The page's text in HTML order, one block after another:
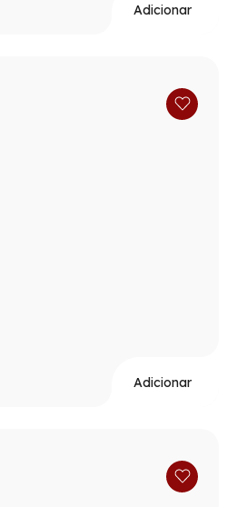
Adicionar
Adicionar